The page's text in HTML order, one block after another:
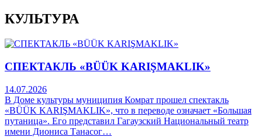
КУЛЬТУРА
СПЕКТАКЛЬ «BÜÜK KARIŞMAKLIK»
14.07.2026
В Доме культуры муниципия Комрат прошел спектакль
«BÜÜK KARIŞMAKLIK», что в переводе означает «Большая
путаница». Его представил Гагаузский Национальный театр
имени Диониса Танасог…